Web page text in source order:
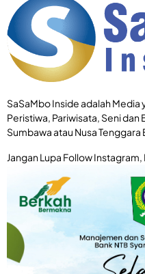
SaSaMbo Inside adalah
Peristiwa, Pariwisata, Seni
Sumbawa atau Nusa Tenggara
Jangan Lupa Follow